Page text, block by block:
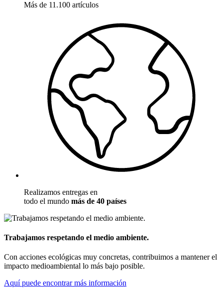
Más de 11.100 artículos
Realizamos entregas en
todo el mundo más de 40 países
Trabajamos respetando el medio ambiente.
Con acciones ecológicas muy concretas, contribuimos a mantener el
impacto medioambiental lo más bajo posible.
Aquí puede encontrar más información